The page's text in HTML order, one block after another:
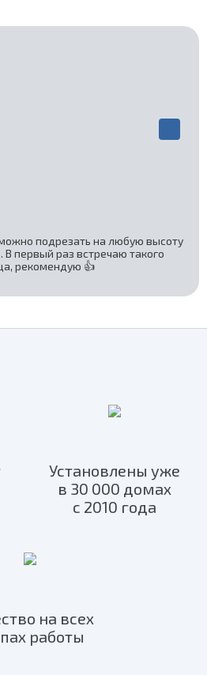
подрезать на любую высоту
первый раз встречаю такого
рекомендую 👍
Установлены уже
в 30 000 домах
с 2010 года
на всех
работы